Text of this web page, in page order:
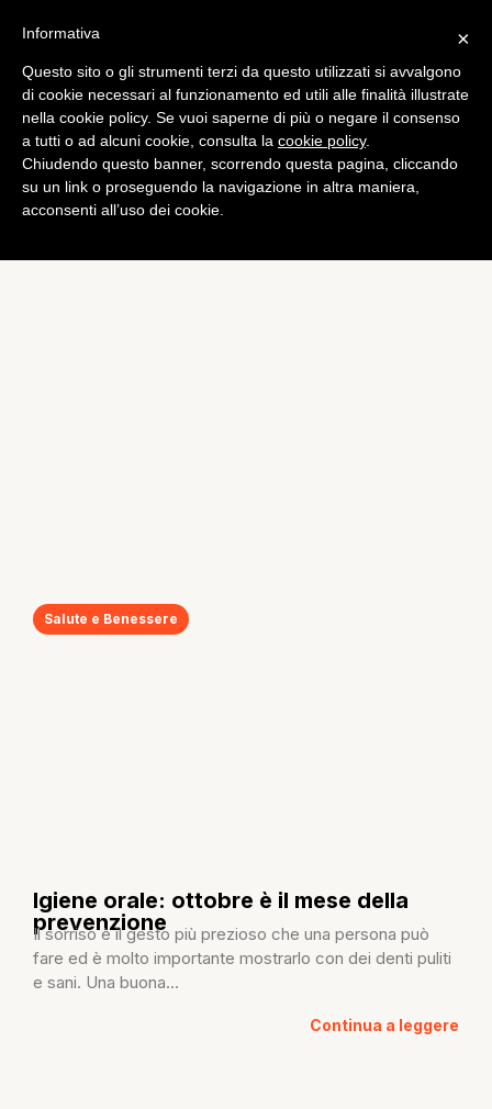
Salute e Benessere
Igiene orale: ottobre è il mese della
prevenzione
Il sorriso è il gesto più prezioso che una persona può
fare ed è molto importante mostrarlo con dei denti puliti
e sani. Una buona...
Continua a leggere
×
Informativa
Questo sito o gli strumenti terzi da questo utilizzati si avvalgono
di cookie necessari al funzionamento ed utili alle finalità illustrate
nella cookie policy. Se vuoi saperne di più o negare il consenso
a tutti o ad alcuni cookie, consulta la cookie policy.
Chiudendo questo banner, scorrendo questa pagina, cliccando
su un link o proseguendo la navigazione in altra maniera,
acconsenti all’uso dei cookie.